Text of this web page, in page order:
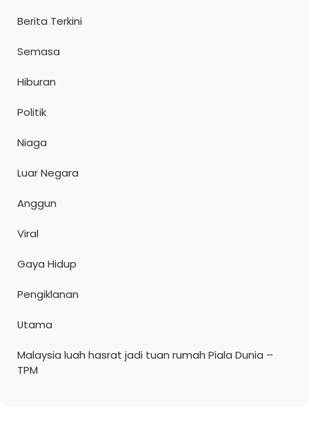
Berita Terkini
Semasa
Hiburan
Politik
Niaga
Luar Negara
Anggun
Viral
Gaya Hidup
Pengiklanan
Utama
Malaysia luah hasrat jadi tuan rumah Piala Dunia –
TPM